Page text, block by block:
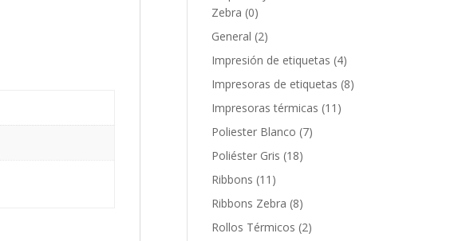
Zebra (0)
General (2)
Impresión de etiquetas (4)
Impresoras de etiquetas (8)
Impresoras térmicas (11)
Poliester Blanco (7)
Poliéster Gris (18)
Ribbons (11)
Ribbons Zebra (8)
Rollos Térmicos (2)